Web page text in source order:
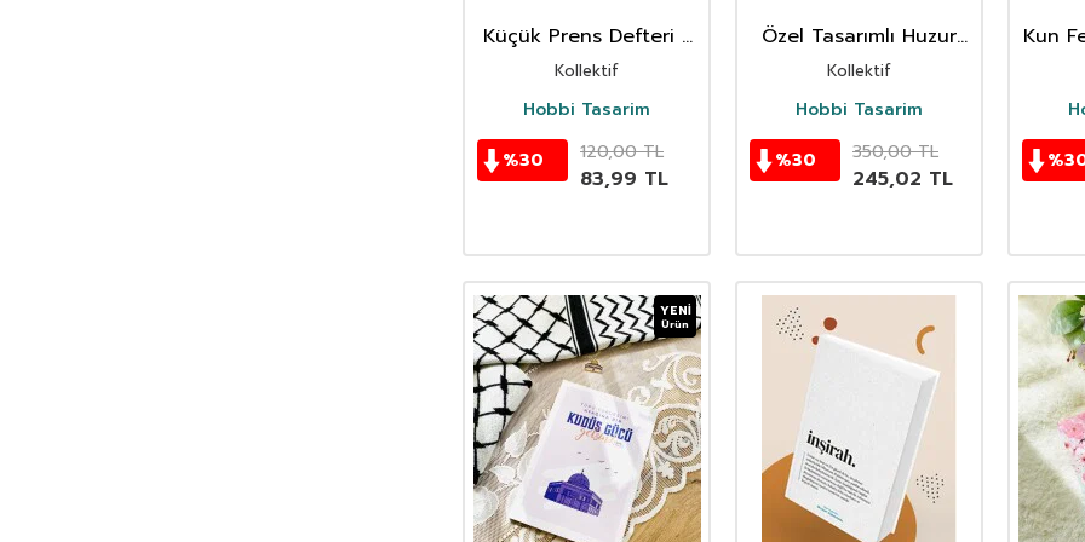
Küçük Prens Defteri -
Çizgili
Kollektif
Hobbi Tasarim
%30 120,00TL
83,99 TL
Özel Tasarımlı Huzur
Ajandasi- Kalbim Dua
İstiyor
Kollektif
Hobbi Tasarim
%30 350,00TL
245,02 TL
Kun
%
YENI
Ürün